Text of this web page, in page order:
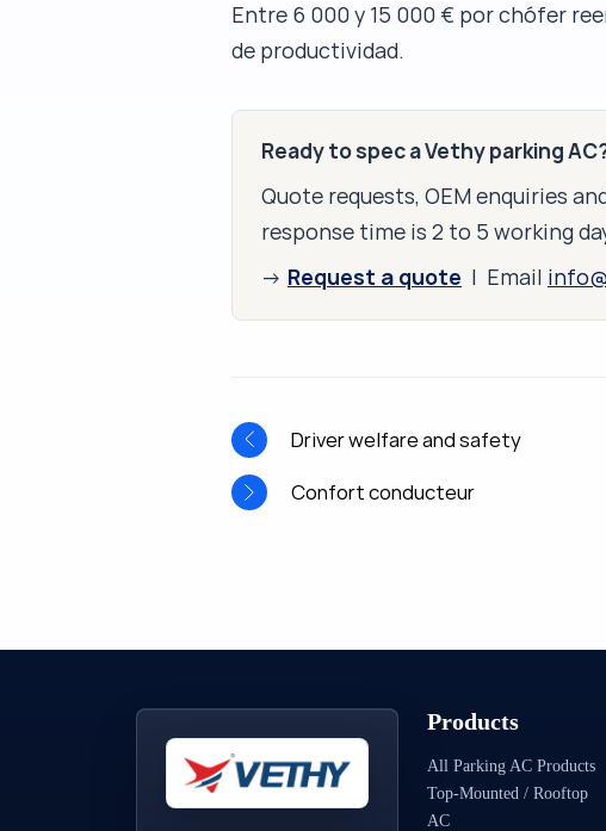
Entre 6 000 y 15 000 € por chófer
de productividad.
Ready to spec a Vethy parking
Quote requests, OEM enquiries
response time is 2 to 5 working
→ Request a quote | Email
Driver welfare and safety
Confort conducteur
Products
All Parking AC Products
Top-Mounted / Rooftop
AC